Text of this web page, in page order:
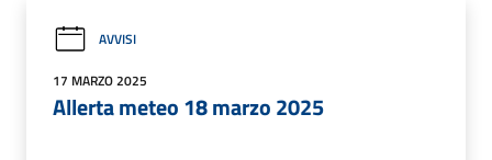
AVVISI
17 MARZO 2025
Allerta meteo 18 marzo 2025